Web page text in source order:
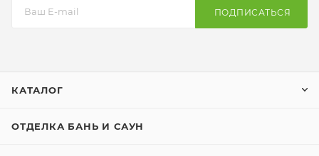
ПОДПИСАТЬСЯ
КАТАЛОГ
ОТДЕЛКА БАНЬ И САУН